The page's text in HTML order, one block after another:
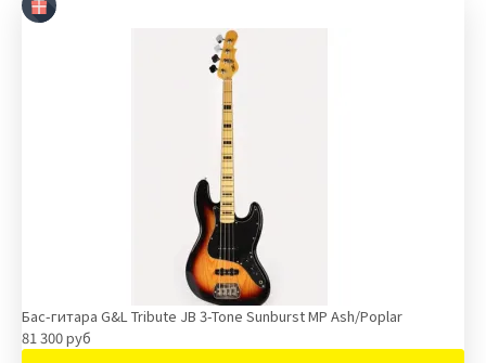
Бас-гитара G&L Tribute JB 3-Tone Sunburst MP Ash/Poplar
81 300 руб